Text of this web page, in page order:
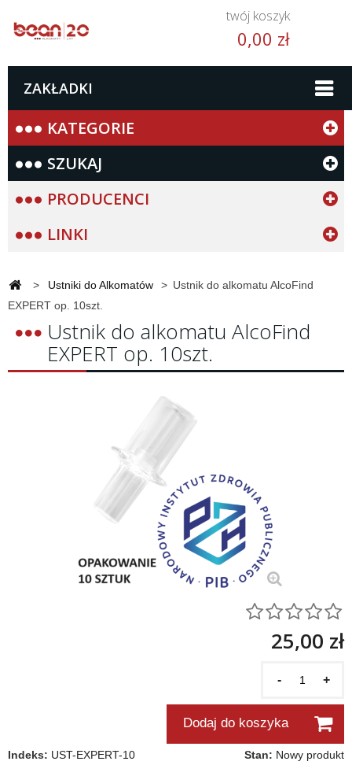
twój koszyk
0,00 zł
ZAKŁADKI
KATEGORIE
SZUKAJ
PRODUCENCI
LINKI
> Ustniki do Alkomatów > Ustnik do alkomatu AlcoFind
EXPERT op. 10szt.
Ustnik do alkomatu AlcoFind
EXPERT op. 10szt.
25,00 zł
- +
Dodaj do koszyka
Indeks: UST-EXPERT-10 Stan: Nowy produkt